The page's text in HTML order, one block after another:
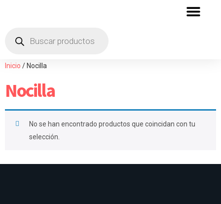
Inicio / Nocilla
Nocilla
No se han encontrado productos que coincidan con tu
selección.